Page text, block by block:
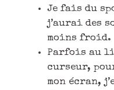
Je fais du
j’aurai des
moins froid.
Parfois au
curseur,
mon écran,